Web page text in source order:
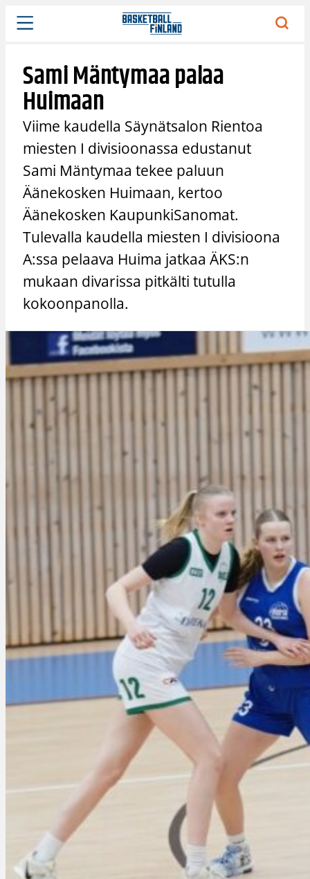
Siirry
sisältöön
Sami Mäntymaa palaa
Huimaan
Viime kaudella Säynätsalon Rientoa
miesten I divisioonassa edustanut
Sami Mäntymaa tekee paluun
Äänekosken Huimaan, kertoo
Äänekosken KaupunkiSanomat.
Tulevalla kaudella miesten I divisioona
A:ssa pelaava Huima jatkaa ÄKS:n
mukaan divarissa pitkälti tutulla
kokoonpanolla.